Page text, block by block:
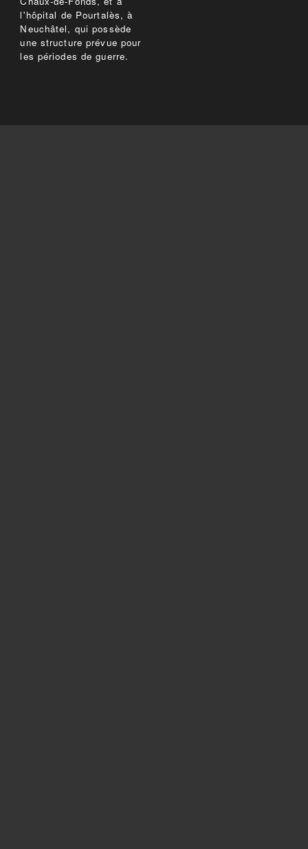
l'hôpital de Pourtalès, à
Neuchâtel, qui possède
une structure prévue pour
les périodes de guerre.